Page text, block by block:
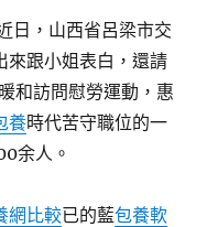
日，山西省呂梁市交
來跟小姐表白，還請
和訪問慰勞運動，惠
養時代苦守職位的一
余人。
網比較已的藍包養軟